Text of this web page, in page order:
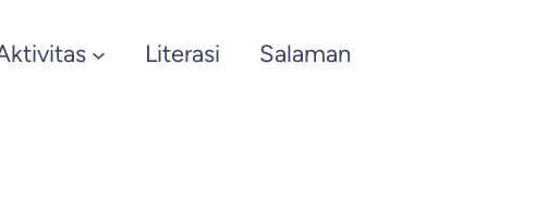
Literasi Salaman